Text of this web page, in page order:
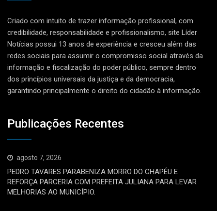
Criado com intuito de trazer informação profissional, com
credibilidade, responsabilidade e profissionalismo, site Líder
Notícias possui 13 anos de experiência e cresceu além das
redes sociais para assumir o compromisso social através da
informação e fiscalização do poder público, sempre dentro
dos princípios universais da justiça e da democracia,
garantindo principalmente o direito do cidadão à informação.
Publicações Recentes
agosto 7, 2026
PEDRO TAVARES PARABENIZA MORRO DO CHAPÉU E
REFORÇA PARCERIA COM PREFEITA JULIANA PARA LEVAR
MELHORIAS AO MUNICÍPIO.